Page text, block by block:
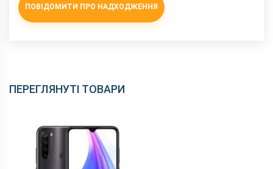
ПОВІДОМИТИ ПРО НАДХОДЖЕННЯ
ПЕРЕГЛЯНУТІ ТОВАРИ